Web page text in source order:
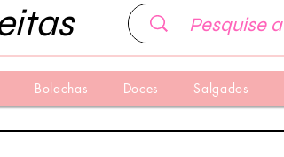
Bolachas Doces Salgados